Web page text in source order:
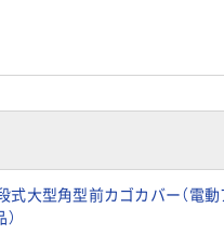
式大型角型前カゴカバー（電動